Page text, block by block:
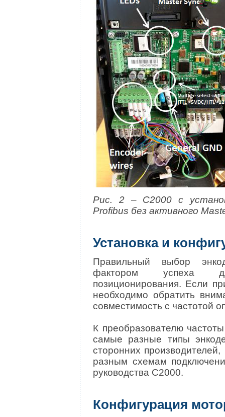
Рис. 2 – C2000 с
Profibus без активного
Установка и
Правильный выбор
фактором успеха
позиционирования. Если
необходимо обратить
совместимость с частотой
К преобразователю
самые разные типы
сторонних
разным схемам
руководства С2000.
Конфигурация